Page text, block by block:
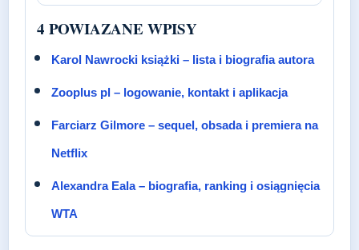
4 POWIAZANE WPISY
Karol Nawrocki książki – lista i biografia autora
Zooplus pl – logowanie, kontakt i aplikacja
Farciarz Gilmore – sequel, obsada i premiera na
Netflix
Alexandra Eala – biografia, ranking i osiągnięcia
WTA